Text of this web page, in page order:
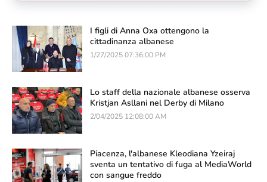
I figli di Anna Oxa ottengono la
cittadinanza albanese
1/27/2025 07:36:00 PM
Lo staff della nazionale albanese osserva
Kristjan Asllani nel Derby di Milano
2/04/2025 12:08:00 AM
Piacenza, l'albanese Kleodiana Yzeiraj
sventa un tentativo di fuga al MediaWorld
con sangue freddo